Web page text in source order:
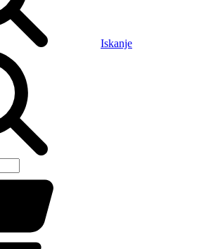
Iskanje